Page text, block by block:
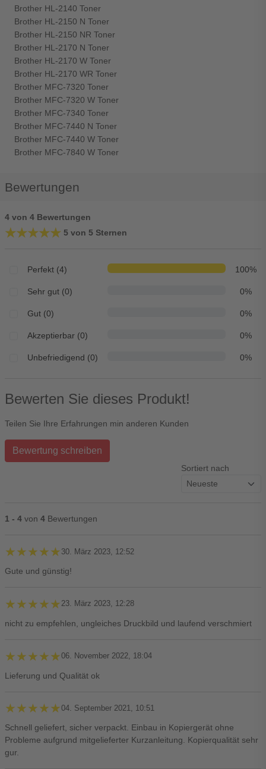
Brother HL-2140 Toner
Brother HL-2150 N Toner
Brother HL-2150 NR Toner
Brother HL-2170 N Toner
Brother HL-2170 W Toner
Brother HL-2170 WR Toner
Brother MFC-7320 Toner
Brother MFC-7320 W Toner
Brother MFC-7340 Toner
Brother MFC-7440 N Toner
Brother MFC-7440 W Toner
Brother MFC-7840 W Toner
Bewertungen
4 von 4 Bewertungen
★★★★★
★★★★★ 5 von 5 Sternen
Perfekt (4) 100%
Sehr gut (0) 0%
Gut (0) 0%
Akzeptierbar (0) 0%
Unbefriedigend (0) 0%
Bewerten Sie dieses Produkt!
Teilen Sie Ihre Erfahrungen min anderen Kunden
Bewertung schreiben
Sortiert nach
1 - 4 von 4 Bewertungen
★★★★★
★★★★★ 30. März 2023, 12:52
Gute und günstig!
★★★★★
★★★★★ 23. März 2023, 12:28
nicht zu empfehlen, ungleiches Druckbild und laufend verschmiert
★★★★★
★★★★★06. November 2022, 18:04
Lieferung und Qualität ok
★★★★★
★★★★★04. September 2021, 10:51
Schnell geliefert, sicher verpackt. Einbau in Kopiergerät ohne
Probleme aufgrund mitgelieferter Kurzanleitung. Kopierqualität sehr
gur.